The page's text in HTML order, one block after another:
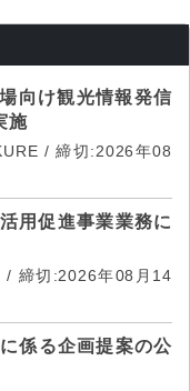
向け観光情報発信
施
/ 締切:2026年08
用促進事業業務に
/ 締切:2026年08月14
係る企画提案の公